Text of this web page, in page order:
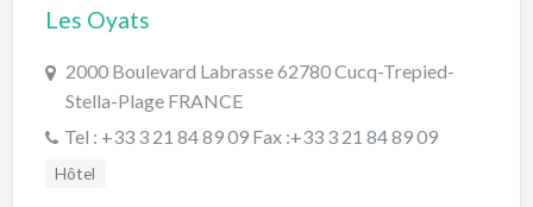
Les Oyats
2000 Boulevard Labrasse 62780 Cucq-Trepied-
Stella-Plage FRANCE
Tel : +33 3 21 84 89 09 Fax :+33 3 21 84 89 09
Hôtel